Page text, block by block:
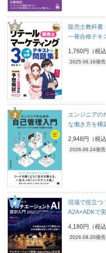
販売士教科書
一発合格テキ
1,760円（税込
2025.06.16発売
エンジニアの
な働き方を構
2,948円（税込
2026.06.24発売
現場で役立つ
A2A×ADKで
4,180円（税込
2026.08.20発売